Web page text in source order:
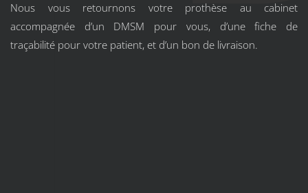
Nous vous retournons votre prothèse au cabinet
accompagnée d’un DMSM pour vous, d’une fiche de
traçabilité pour votre patient, et d’un bon de livraison.